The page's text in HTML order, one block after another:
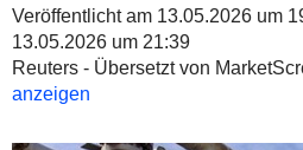
Veröffentlicht am 13.05.2026 um
13.05.2026 um 21:39
Reuters - Übersetzt von
anzeigen